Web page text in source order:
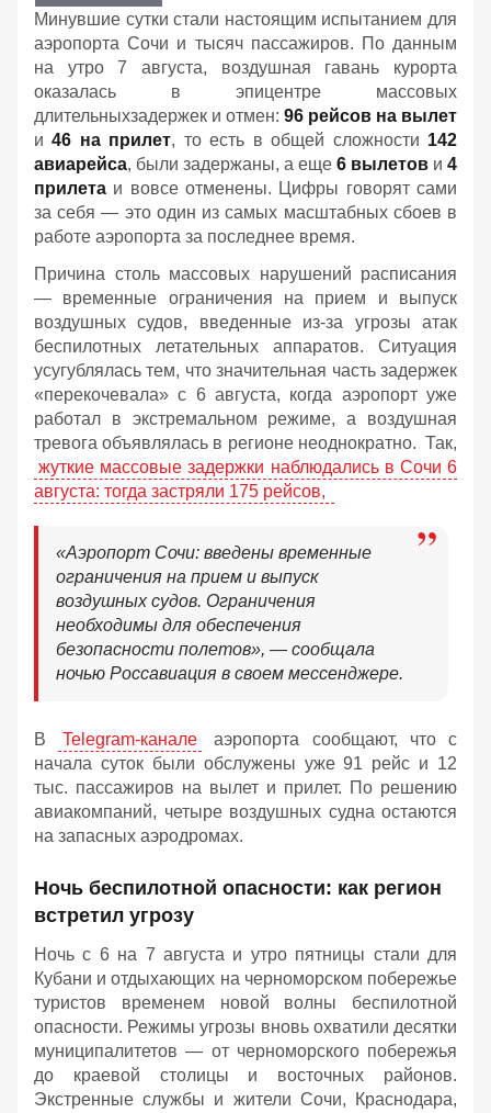
Минувшие сутки стали настоящим испытанием для
аэропорта Сочи и тысяч пассажиров. По данным
на утро 7 августа, воздушная гавань курорта
оказалась в эпицентре массовых
длительныхзадержек и отмен: 96 рейсов на вылет
и46 на прилет, то есть в общей сложности 142
авиарейса, были задержаны, а еще 6 вылетов и 4
прилета и вовсе отменены. Цифры говорят сами
за себя — это один из самых масштабных сбоев в
работе аэропорта за последнее время.
Причина столь массовых нарушений расписания
— временные ограничения на прием и выпуск
воздушных судов, введенные из-за угрозы атак
беспилотных летательных аппаратов. Ситуация
усугублялась тем, что значительная часть задержек
«перекочевала» с 6 августа, когда аэропорт уже
работал в экстремальном режиме, а воздушная
тревога объявлялась в регионе неоднократно. Так,
жуткие массовые задержки наблюдались в Сочи 6
августа: тогда застряли 175 рейсов,
«Аэропорт Сочи: введены временные
ограничения на прием и выпуск
воздушных судов. Ограничения
необходимы для обеспечения
безопасности полетов», — сообщала
ночью Россавиация в своем мессенджере.
В Telegram-канале
аэропорта сообщают, что с
начала суток были обслужены уже 91 рейс и 12
тыс. пассажиров на вылет и прилет. По решению
авиакомпаний, четыре воздушных судна остаются
на запасных аэродромах.
Ночь беспилотной опасности: как регион
встретил угрозу
Ночь с 6 на 7 августа и утро пятницы стали для
Кубани и отдыхающих на черноморском побережье
туристов временем новой волны беспилотной
опасности. Режимы угрозы вновь охватили десятки
муниципалитетов — от черноморского побережья
до краевой столицы и восточных районов.
Экстренные службы и жители Сочи, Краснодара,